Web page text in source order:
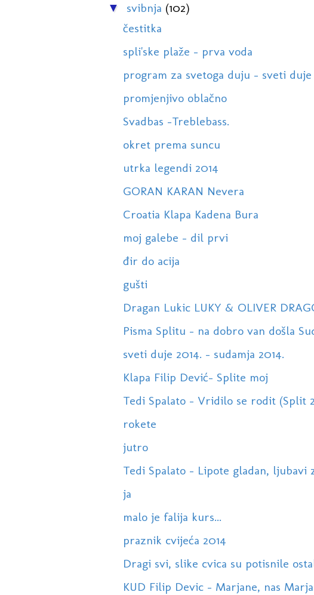
▼ svibnja (102)
čestitka
spli'ske plaže - prva voda
program za svetoga duju - sveti duje
promjenjivo oblačno
Svadbas -Treblebass.
okret prema suncu
utrka legendi 2014
GORAN KARAN Nevera
Croatia Klapa Kadena Bura
moj galebe - dil prvi
đir do acija
gušti
Dragan Lukic LUKY & OLIVER
Pisma Splitu - na dobro van došla
sveti duje 2014. - sudamja 2014.
Klapa Filip Dević- Splite moj
Tedi Spalato - Vridilo se rodit (Split
rokete
jutro
Tedi Spalato - Lipote gladan, ljubavi
ja
malo je falija kurs...
praznik cvijeća 2014
Dragi svi, slike cvica su potisnile
KUD Filip Devic - Marjane, nas